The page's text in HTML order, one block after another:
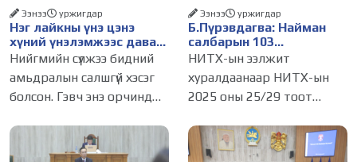
Нэг лайкны үнэ цэнэ
хүний үнэлэмжээс давах
болсон уу?
Ээнээ уржигдар
Нийгмийн сүлжээ бидний
амьдралын салшгүй хэсэг
болсон. Гэвч энэ орчинд
тэр ч байтугай хүний үнэ
цэнийг хүртэл лайк, шэйр,
Б.Пүрэвдагва: Найман
салбарын 103
үйлчилгээний
бүртгэлийг цуцалснаар
бизнес эрхлэхэд таатай
нөхцөл бүрдэнэ
Ээнээ уржигдар
НИТХ-ын ээлжит
хуралдаанаар НИТХ-ын
2025 оны 25/29 тоот
журмын зарим хэсгийг
хүчингүй болгож,